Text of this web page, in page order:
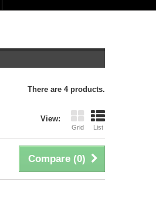
There are 4 products.
View:
Grid List
Compare (0)